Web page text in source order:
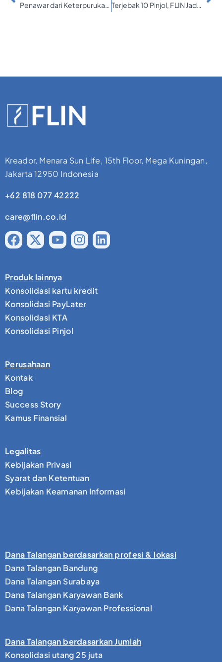
Penawar dari Keterpurukan Bisnis: Cara Program Dana Talangan FLIN membantu Hamdi Terjebak 10 Pinjol, FLIN Jadi Jalan Keluar yang Tak Pernah Disangka
Kreador, Menara Sun Life, 15th Floor, Mega Kuningan,
Jakarta 12950 Indonesia
+62 818 077 42222
care@flin.co.id
Produk lainnya
Konsolidasi kartu kredit
Konsolidasi PayLater
Konsolidasi KTA
Konsolidasi Pinjol
Perusahaan
Kontak
Blog
Success Story
Kamus Finansial
Legalitas
Kebijakan Privasi
Syarat dan Ketentuan
Kebijakan Keamanan Informasi
Dana Talangan berdasarkan profesi & lokasi
Dana Talangan Bandung
Dana Talangan Surabaya
Dana Talangan Karyawan Bank
Dana Talangan Karyawan Professional
Dana Talangan berdasarkan Jumlah
Konsolidasi utang 25 juta